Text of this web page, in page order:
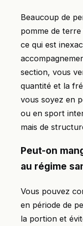
Beaucoup de
pomme de
ce qui est
section, vous
quantité et la
vous soyez en
ou en sport
mais de
Peut-on
au régime
Vous pouvez
en période de
la portion et